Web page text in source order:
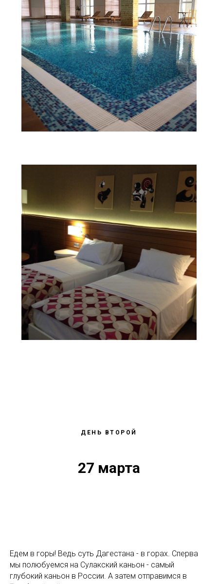
ДЕНЬ ВТОРОЙ
27 марта
Едем в горы! Ведь суть Дагестана - в горах. Сперва
мы полюбуемся на Сулакский каньон - самый
глубокий каньон в России. А затем отправимся в